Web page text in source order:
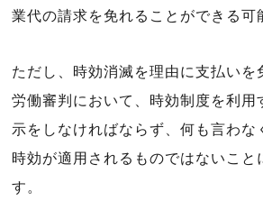
業代の請求を免れることができる可
ただし、時効消滅を理由に支払いを
労働審判において、時効制度を利用
示をしなければならず、何も言わな
時効が適用されるものではないこと
す。